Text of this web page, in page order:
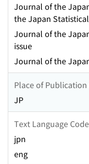
Journal of the
the Japan
Journal of the
issue
Journal of the
Place of
JP
Text Language Code
jpn
eng